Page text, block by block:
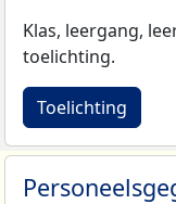
Klas, leergang,
toelichting.
Toelichting